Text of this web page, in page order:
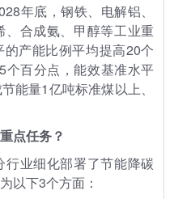
年底，钢铁、电解铝、
合成氨、甲醇等工业重
产能比例平均提高20个
个百分点，能效基准水平
能量1亿吨标准煤以上、
点任务？
行业细化部署了节能降碳
以下3个方面：